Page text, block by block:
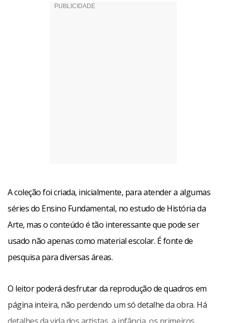
A coleção foi criada, inicialmente, para atender a algumas
séries do Ensino Fundamental, no estudo de História da
Arte, mas o conteúdo é tão interessante que pode ser
usado não apenas como material escolar. É fonte de
pesquisa para diversas áreas.
O leitor poderá desfrutar da reprodução de quadros em
página inteira, não perdendo um só detalhe da obra. Há